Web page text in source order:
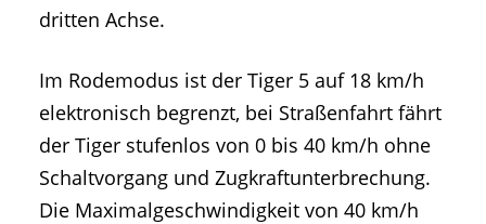
dritten Achse.
Im Rodemodus ist der Tiger 5 auf 18 km/h
elektronisch begrenzt, bei Straßenfahrt fährt
der Tiger stufenlos von 0 bis 40 km/h ohne
Schaltvorgang und Zugkraftunterbrechung.
Die Maximalgeschwindigkeit von 40 km/h